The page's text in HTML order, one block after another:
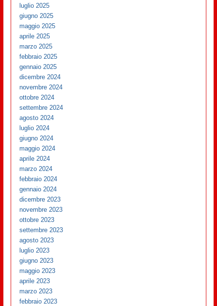
luglio 2025
giugno 2025
maggio 2025
aprile 2025
marzo 2025
febbraio 2025
gennaio 2025
dicembre 2024
novembre 2024
ottobre 2024
settembre 2024
agosto 2024
luglio 2024
giugno 2024
maggio 2024
aprile 2024
marzo 2024
febbraio 2024
gennaio 2024
dicembre 2023
novembre 2023
ottobre 2023
settembre 2023
agosto 2023
luglio 2023
giugno 2023
maggio 2023
aprile 2023
marzo 2023
febbraio 2023